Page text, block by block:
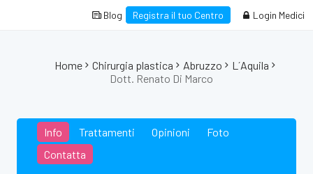
Blog Registra il tuo Centro Login Medici
Home Chirurgia plastica Abruzzo
L´Aquila
Dott. Renato Di Marco
Info Trattamenti Opinioni
Foto
Contatta